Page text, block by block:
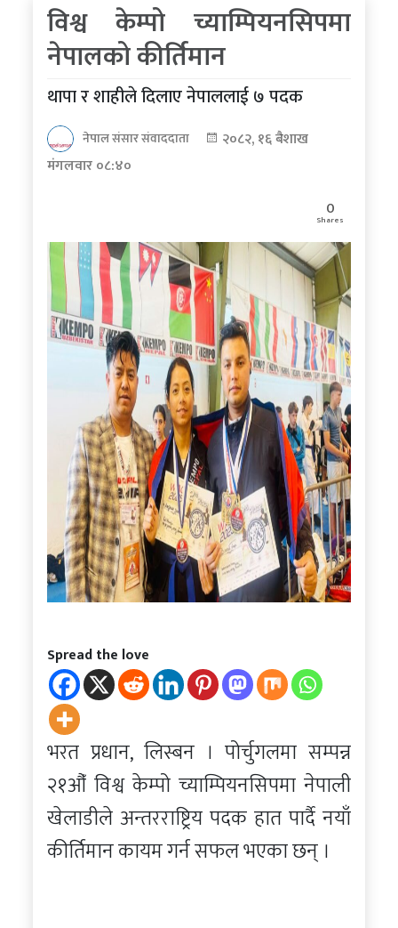
पत्रपत्रिकाबाट
विश्व केम्पो च्याम्पियनसिपमा
नेपालको कीर्तिमान
थापा र शाहीले दिलाए नेपाललाई ७ पदक
नेपाल संसार संवाददाता
२०८२, १६ बैशाख
मंगलवार ०८:४०
0
Shares
Spread the love
भरत प्रधान, लिस्बन । पोर्चुगलमा सम्पन्न
२१औँ विश्व केम्पो च्याम्पियनसिपमा नेपाली
खेलाडीले अन्तरराष्ट्रिय पदक हात पार्दै नयाँ
कीर्तिमान कायम गर्न सफल भएका छन् ।